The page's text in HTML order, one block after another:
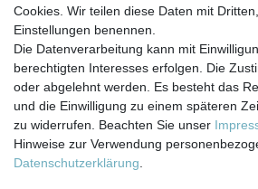
Impressum
Barrierefreiheitserklärung
Cookies. Wir teilen diese Daten mit
Einstellungen benennen.
Die Datenverarbeitung kann mit
berechtigten Interesses erfolgen. Die
oder abgelehnt werden. Es besteht das
und die Einwilligung zu einem späteren
zu widerrufen. Beachten Sie unser
Hinweise zur Verwendung
Daten­schutz­erklärung